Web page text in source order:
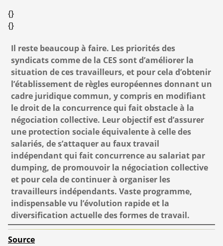
{}
{}
Il reste beaucoup à faire. Les priorités des
syndicats comme de la CES sont d’améliorer la
situation de ces travailleurs, et pour cela d’obtenir
l’établissement de règles européennes donnant un
cadre juridique commun, y compris en modifiant
le droit de la concurrence qui fait obstacle à la
négociation collective. Leur objectif est d’assurer
une protection sociale équivalente à celle des
salariés, de s’attaquer au faux travail
indépendant qui fait concurrence au salariat par
dumping, de promouvoir la négociation collective
et pour cela de continuer à organiser les
travailleurs indépendants. Vaste programme,
indispensable vu l’évolution rapide et la
diversification actuelle des formes de travail.
Source